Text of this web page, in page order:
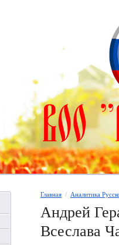
Главная
  /
Аналитика
Андрей
Всеслава